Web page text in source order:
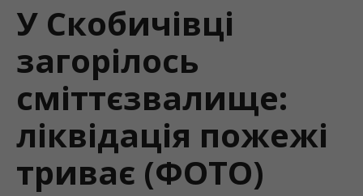
У Скобичівці
загорілось
сміттєзвалище:
ліквідація пожежі
триває (ФОТО)